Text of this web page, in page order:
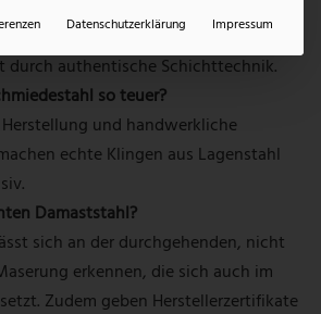
imitieren nur die Optik. Echter
durch authentische Schichttechnik.
so teuer?
und handwerkliche
echte Klingen aus Lagenstahl
Damaststahl?
sich an der durchgehenden, nicht
erkennen, die sich auch im
Zudem geben Herstellerzertifikate
Datenschutzerklärung Impressum